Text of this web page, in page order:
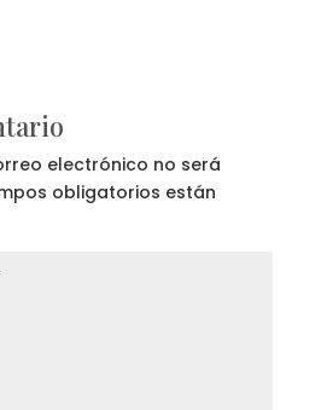
electrónico no será
obligatorios están